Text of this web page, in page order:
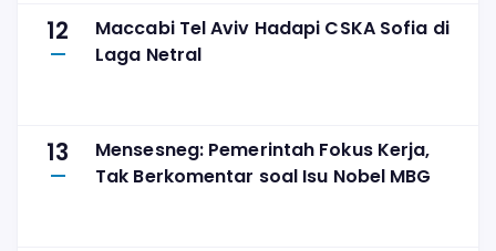
12
Maccabi Tel Aviv Hadapi CSKA Sofia di
Laga Netral
13
Mensesneg: Pemerintah Fokus Kerja,
Tak Berkomentar soal Isu Nobel MBG